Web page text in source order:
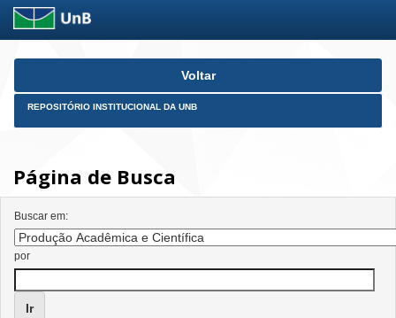
Skip
Voltar
REPOSITÓRIO INSTITUCIONAL DA UNB
Página de Busca
Buscar em:
por